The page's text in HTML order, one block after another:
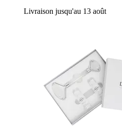
Livraison jusqu'au 13 août